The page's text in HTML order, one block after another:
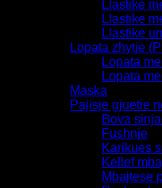
Llastike
Llastike
Llastike
Lopata zhytje
Lopata
Lopata
Maska
Pajisje gjuetie
Bova
Fushnje
Karikues
Kellef
Mbajtese